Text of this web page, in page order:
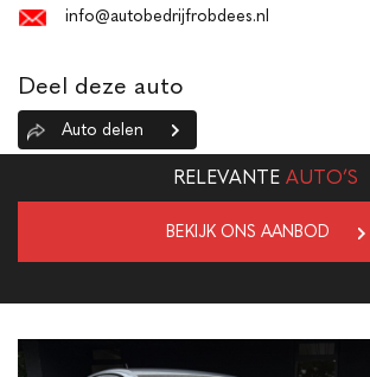
info@autobedrijfrobdees.nl
Deel deze auto
Auto delen
RELEVANTE AUTO’S
BEKIJK ONS AANBOD